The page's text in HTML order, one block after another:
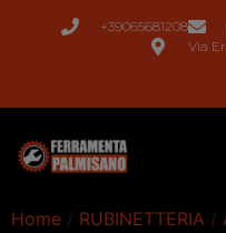
+39065681208
Via
Home / RUBINETTERIA /